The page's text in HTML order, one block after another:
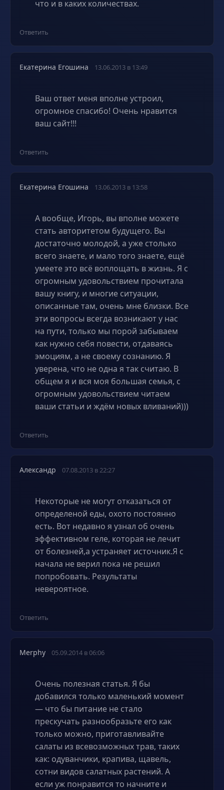
что и в каких количествах.
Ответить
Екатерина Егошина 13.06.2013 в 13:49
Ваш ответ меня вполне устроил,
огромное спасибо! Очень нравится
ваш сайт!!!
Ответить
Екатерина Егошина 13.06.2013 в 13:58
А вообще, Игорь, вы вполне можете
стать авторитетом будущего. Вы
достаточно молодой, а уже столько
всего знаете, и мало того знаете, ещё
умеете это всё воплощать в жизнь. Я с
огромным удовольствием прочитала
вашу книгу, и многие ситуации,
описанные там, очень мне близки. Все
эти вопросы всегда возникают у нас
на пути, только мы порой забываем
как нужно себя повести, отдаваясь
эмоциям, а не своему сознанию. Я
уверена, что не одна я так считаю. В
общем я и вся моя большая семья, с
огромным удовольствием читаем
ваши статьи и ждём новых вливаний)))
Ответить
Александр 07.08.2013 в 22:27
Некоторые не могут отказаться от
определеной еды, охото постоянно
есть. Вот недавно я узнал об очень
эффективном геле, которая не лечит
от болезней,а устраняет источник.Я с
начала не верил пока не решил
попробовать. Результаты
невероятное.
Ответить
Merphy 05.09.2014 в 06:06
Очень полезная статья. Я бы
добавился только маленький момент
— что бы питание не стало
прескучать разнообразьте его как
только можно, приготавливайте
салаты из всевозможных трав, таких
как: одуванчики, крапива, щавель,
сотни видов салатных растений. А
если уж понравится то начните и